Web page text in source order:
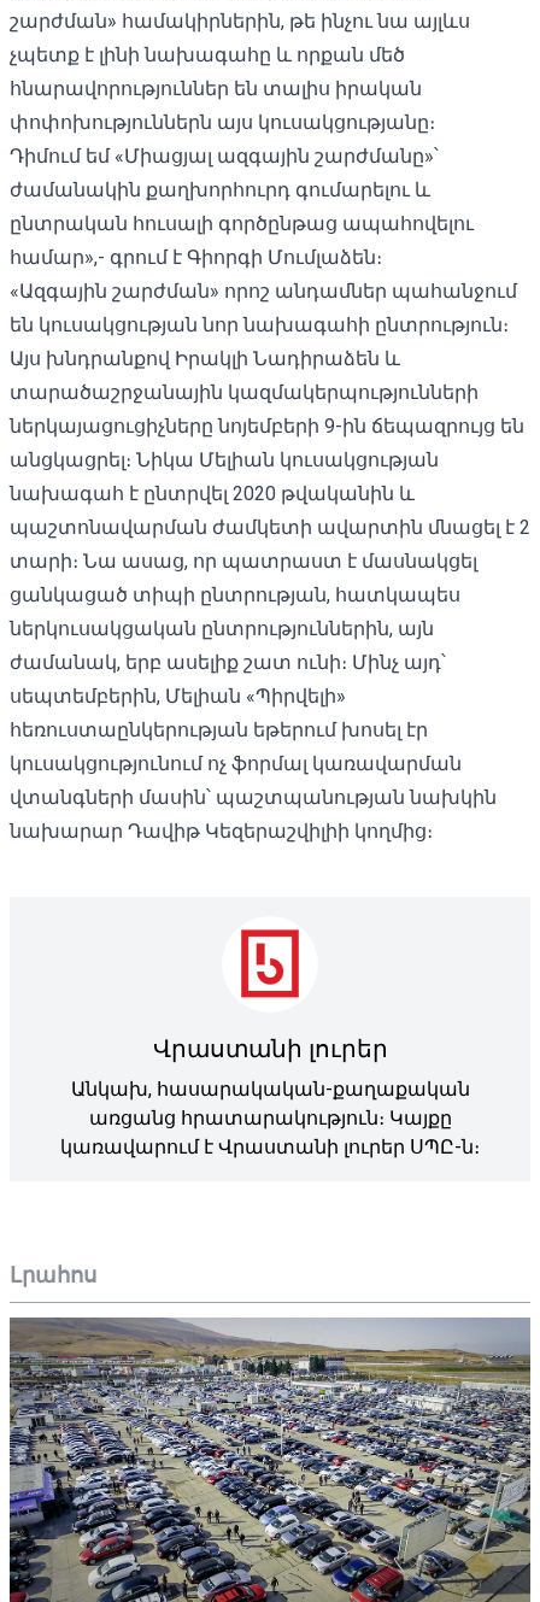
Լրահոս
շարժման» համակիրներին, թե ինչու նա այլևս
չպետք է լինի նախագահը և որքան մեծ
հնարավորություններ են տալիս իրական
փոփոխություններն այս կուսակցությանը։
Դիմում եմ «Միացյալ ազգային շարժմանը»՝
ժամանակին քաղխորհուրդ գումարելու և
ընտրական հուսալի գործընթաց ապահովելու
համար»,- գրում է Գիորգի Մումլաձեն։
«Ազգային շարժման» որոշ անդամներ պահանջում
են կուսակցության նոր նախագահի ընտրություն։
Այս խնդրանքով Իրակլի Նադիրաձեն և
տարածաշրջանային կազմակերպությունների
ներկայացուցիչները նոյեմբերի 9-ին ճեպազրույց են
անցկացրել։ Նիկա Մելիան կուսակցության
նախագահ է ընտրվել 2020 թվականին և
պաշտոնավարման ժամկետի ավարտին մնացել է 2
տարի։ Նա ասաց, որ պատրաստ է մասնակցել
ցանկացած տիպի ընտրության, հատկապես
ներկուսակցական ընտրություններին, այն
ժամանակ, երբ ասելիք շատ ունի։ Մինչ այդ՝
սեպտեմբերին, Մելիան «Պիրվելի»
հեռուստաընկերության եթերում խոսել էր
կուսակցությունում ոչ ֆորմալ կառավարման
վտանգների մասին՝ պաշտպանության նախկին
նախարար Դավիթ Կեզերաշվիլիի կողմից։
Վրաստանի լուրեր
Անկախ, հասարակական-քաղաքական
առցանց հրատարակություն։ Կայքը
կառավարում է Վրաստանի լուրեր ՍՊԸ-ն։